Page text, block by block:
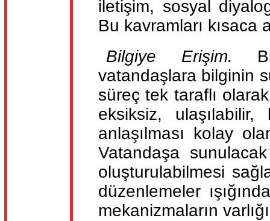
iletişim, sosyal
Bu kavramları kısaca
Bilgiye Erişim.
vatandaşlara bilginin
süreç tek taraflı
eksiksiz, ulaşılabilir,
anlaşılması kolay
Vatandaşa
oluşturulabilmesi
düzenlemeler
mekanizmaların